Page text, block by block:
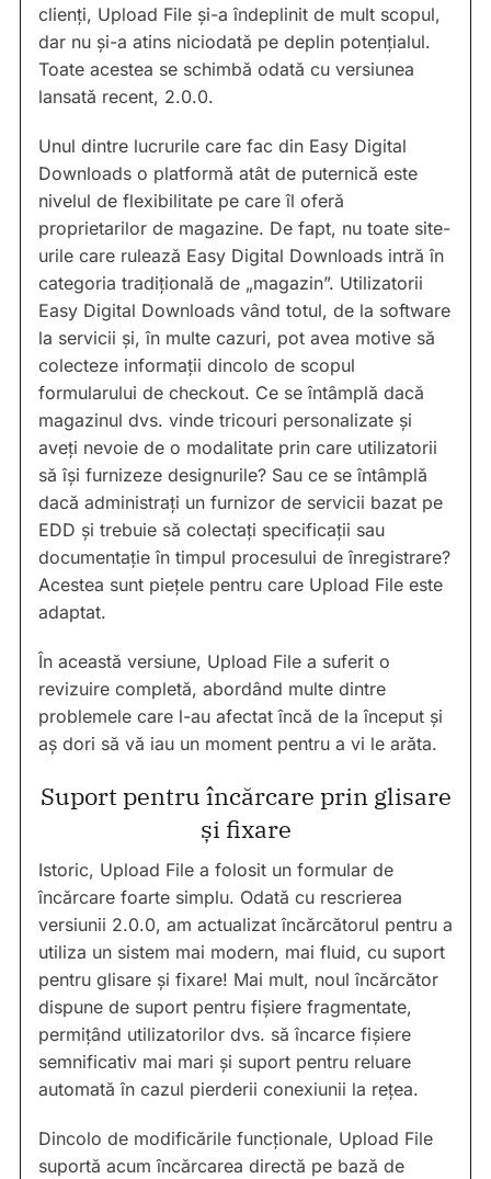
clienți, Upload File și-a îndeplinit de mult scopul,
dar nu și-a atins niciodată pe deplin potențialul.
Toate acestea se schimbă odată cu versiunea
lansată recent, 2.0.0.
Unul dintre lucrurile care fac din Easy Digital
Downloads o platformă atât de puternică este
nivelul de flexibilitate pe care îl oferă
proprietarilor de magazine. De fapt, nu toate site-
urile care rulează Easy Digital Downloads intră în
categoria tradițională de „magazin”. Utilizatorii
Easy Digital Downloads vând totul, de la software
la servicii și, în multe cazuri, pot avea motive să
colecteze informații dincolo de scopul
formularului de checkout. Ce se întâmplă dacă
magazinul dvs. vinde tricouri personalizate și
aveți nevoie de o modalitate prin care utilizatorii
să își furnizeze designurile? Sau ce se întâmplă
dacă administrați un furnizor de servicii bazat pe
EDD și trebuie să colectați specificații sau
documentație în timpul procesului de înregistrare?
Acestea sunt piețele pentru care Upload File este
adaptat.
În această versiune, Upload File a suferit o
revizuire completă, abordând multe dintre
problemele care l-au afectat încă de la început și
aș dori să vă iau un moment pentru a vi le arăta.
Suport pentru încărcare prin glisare
și fixare
Istoric, Upload File a folosit un formular de
încărcare foarte simplu. Odată cu rescrierea
versiunii 2.0.0, am actualizat încărcătorul pentru a
utiliza un sistem mai modern, mai fluid, cu suport
pentru glisare și fixare! Mai mult, noul încărcător
dispune de suport pentru fișiere fragmentate,
permițând utilizatorilor dvs. să încarce fișiere
semnificativ mai mari și suport pentru reluare
automată în cazul pierderii conexiunii la rețea.
Dincolo de modificările funcționale, Upload File
suportă acum încărcarea directă pe bază de